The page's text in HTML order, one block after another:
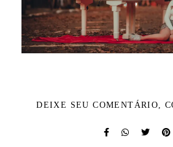
DEIXE SEU COMENTÁRIO,